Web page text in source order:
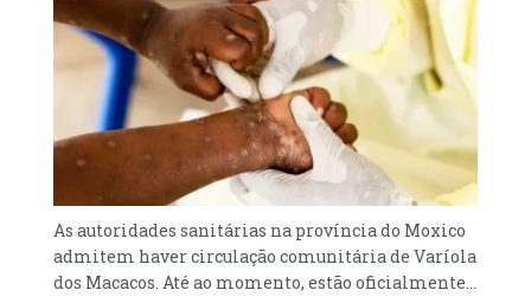
As autoridades sanitárias na província do Moxico
admitem haver circulação comunitária de Varíola
dos Macacos. Até ao momento, estão oficialmente...